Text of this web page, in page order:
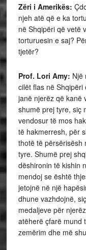
Zëri i Amerikës:
njeh atë që e ka
në Shqipëri që vetë
torturuesin e saj?
tjetër?
Prof. Lori Amy: Një
cilët flas në
janë njerëz që kanë
shumë prej tyre, siç
vendosur të mos
të hakmerresh, për
thotë të përsërisësh
tyre. Shumë prej
dëshironin të kishin
mendoj se është
jetojnë në një
dhune vazhdojnë,
medaljeve për
atëherë çfarë mund
zemërim dhe më